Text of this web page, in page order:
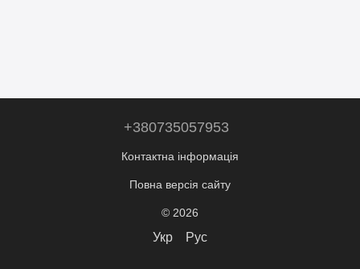
+380735057953
Контактна інформація
Повна версія сайту
© 2026
Укр Рус